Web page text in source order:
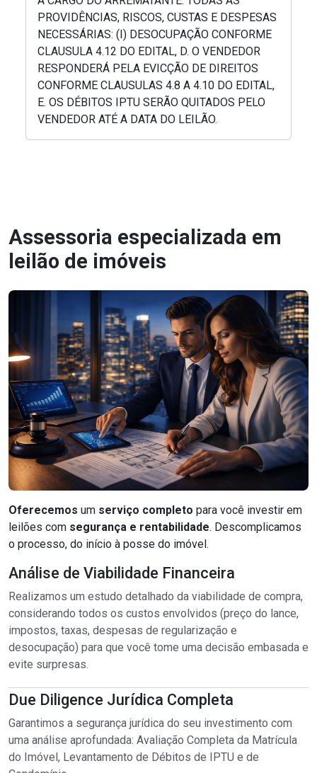
PROVIDÊNCIAS, RISCOS, CUSTAS E DESPESAS
NECESSÁRIAS: (I) DESOCUPAÇÃO CONFORME
CLAUSULA 4.12 DO EDITAL, D. O VENDEDOR
RESPONDERÁ PELA EVICÇÃO DE DIREITOS
CONFORME CLAUSULAS 4.8 A 4.10 DO EDITAL,
E. OS DÉBITOS IPTU SERÃO QUITADOS PELO
VENDEDOR ATÉ A DATA DO LEILÃO.
Assessoria especializada em
leilão de imóveis
Oferecemos um serviço completo para você investir em
leilões com segurança e rentabilidade. Descomplicamos
o processo, do início à posse do imóvel.
Análise de Viabilidade Financeira
Realizamos um estudo detalhado da viabilidade de compra,
considerando todos os custos envolvidos (preço do lance,
impostos, taxas, despesas de regularização e
desocupação) para que você tome uma decisão embasada e
evite surpresas.
Due Diligence Jurídica Completa
Garantimos a segurança jurídica do seu investimento com
uma análise aprofundada: Avaliação Completa da Matrícula
do Imóvel, Levantamento de Débitos de IPTU e de